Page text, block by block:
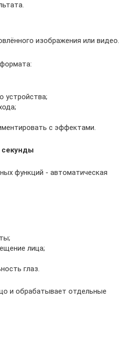
изображения или видео.
устройства;
с эффектами.
секунды
функций - автоматическая
лица;
глаз.
и обрабатывает отдельные